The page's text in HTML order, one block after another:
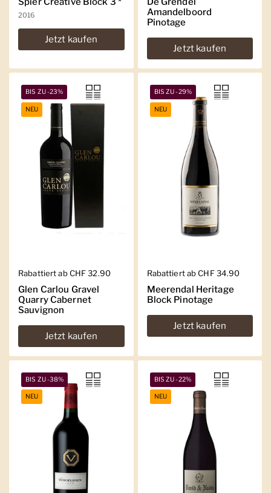
2016
Jetzt kaufen
Amandelboord
Pinotage
Jetzt kaufen
Regulärer Preis
Rabattiert ab CHF 32.90
Glen Carlou Gravel
Quarry Cabernet
Sauvignon
Jetzt kaufen
BIS ZU -23%
NEU
Regulärer Preis
Rabattiert ab CHF 34.90
Meerendal Heritage
Block Pinotage
Jetzt kaufen
BIS ZU -29%
NEU
BIS ZU -38%
NEU
BIS ZU -22%
NEU